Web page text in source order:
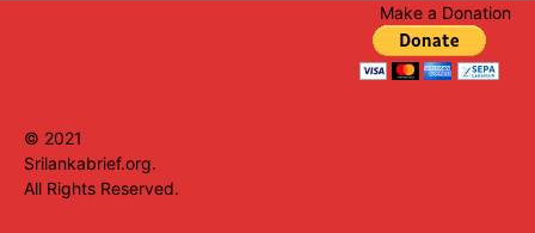
Make a Donation
© 2021
Srilankabrief.org.
All Rights Reserved.